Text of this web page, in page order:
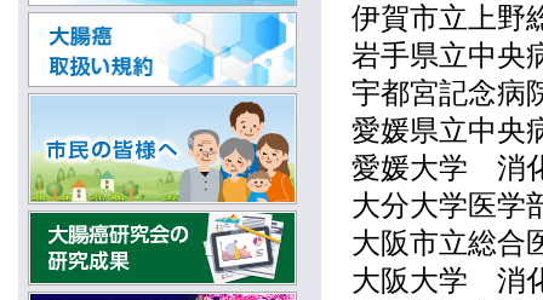
伊賀市立上
岩手県立中
宇都宮記念
愛媛県立中
愛媛大学 消
大分大学医学
大阪市立総
大阪大学 消